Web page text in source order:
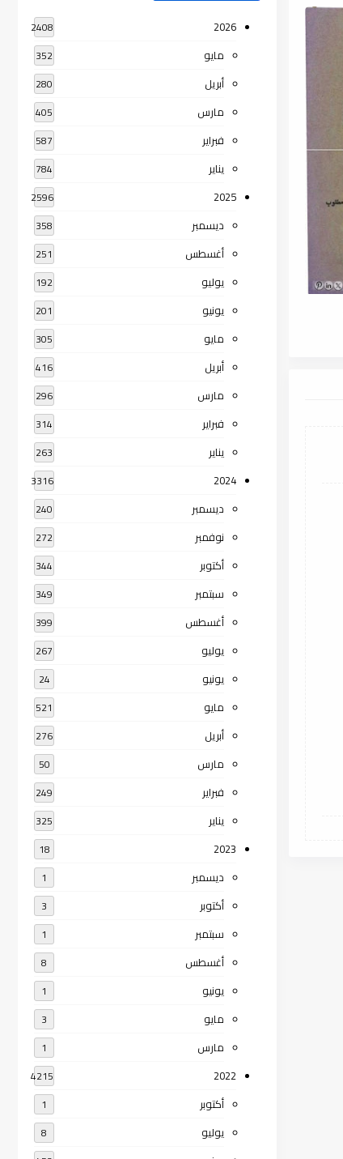
2026
2408
مايو 352
أبريل 280
مارس 405
فبراير 587
يناير 784
2025
2596
ديسمبر 358
أغسطس 251
يوليو 192
يونيو 201
مايو 305
أبريل 416
مارس 296
فبراير 314
يناير 263
2024
3316
ديسمبر 240
نوفمبر 272
أكتوبر 344
سبتمبر 349
أغسطس 399
يوليو 267
يونيو 24
مايو 521
أبريل 276
مارس 50
فبراير 249
يناير 325
2023
18
ديسمبر 1
أكتوبر 3
سبتمبر 1
أغسطس 8
يونيو 1
مايو 3
مارس 1
2022
4215
أكتوبر 1
يوليو 8